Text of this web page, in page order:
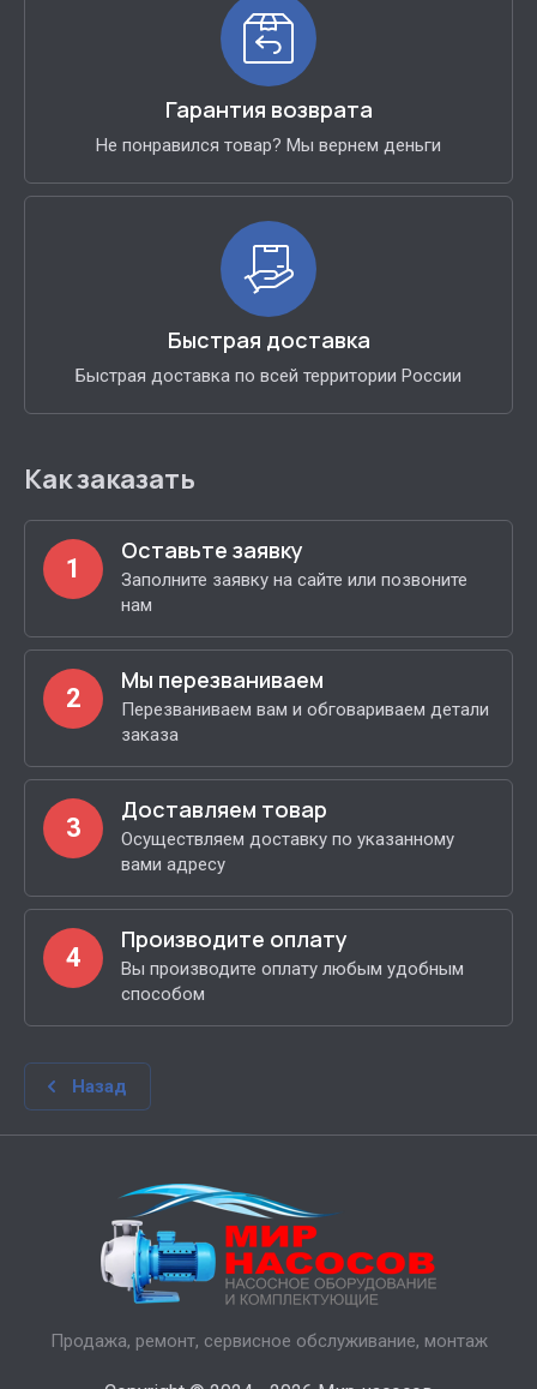
Гарантия возврата
Не понравился товар? Мы вернем деньги
Быстрая доставка
Быстрая доставка по всей территории России
Как заказать
1
Оставьте заявку
Заполните заявку на сайте или позвоните
нам
2
Мы перезваниваем
Перезваниваем вам и обговариваем детали
заказа
3
Доставляем товар
Осуществляем доставку по указанному
вами адресу
4
Производите оплату
Вы производите оплату любым удобным
способом
Назад
Продажа, ремонт, сервисное обслуживание, монтаж